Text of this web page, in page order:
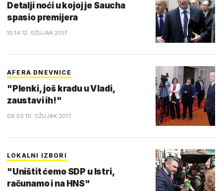
Detalji noći u kojoj je Saucha
spasio premijera
10:14 12. OŽUJAK 2017.
AFERA DNEVNICE
"Plenki, još kradu u Vladi,
zaustavi ih!"
08:02 10. OŽUJAK 2017.
LOKALNI IZBORI
"Uništit ćemo SDP u Istri,
računamo i na HNS"